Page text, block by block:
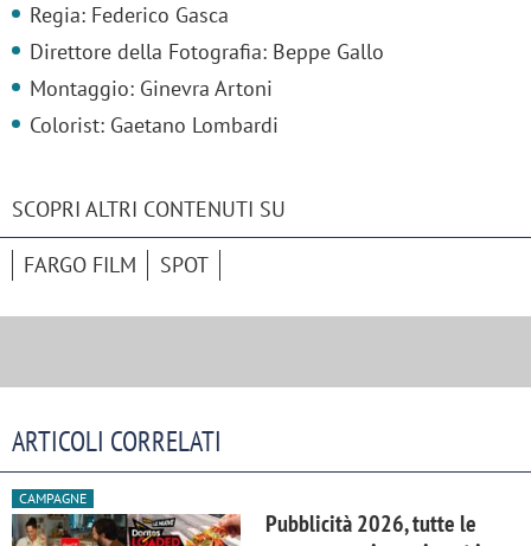
Regia: Federico Gasca
Direttore della Fotografia: Beppe Gallo
Montaggio: Ginevra Artoni
Colorist: Gaetano Lombardi
SCOPRI ALTRI CONTENUTI SU
FARGO FILM SPOT
ARTICOLI CORRELATI
CAMPAGNE
Pubblicità 2026, tutte le